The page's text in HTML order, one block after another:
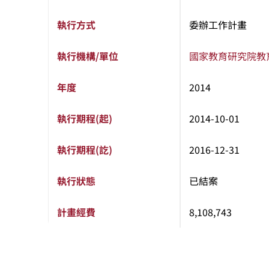
執行方式 委辦工作計畫
執行機構/單位 國家教育研究院教
年度 2014
執行期程(起) 2014-10-01
執行期程(訖) 2016-12-31
執行狀態 已結案
計畫經費 8,108,743